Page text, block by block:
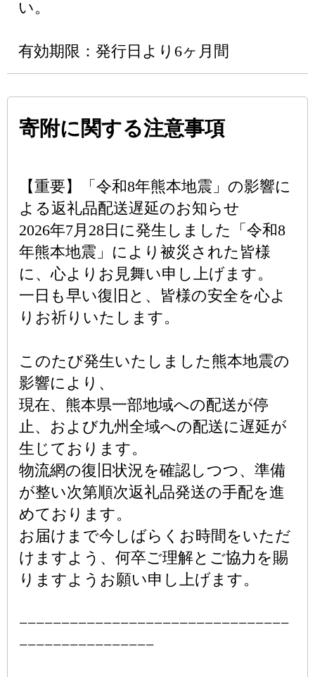
い。
有効期限：発行日より6ヶ月間
寄附に関する注意事項
【重要】「令和8年熊本地震」の影響に
よる返礼品配送遅延のお知らせ
2026年7月28日に発生しました「令和8
年熊本地震」により被災された皆様
に、心よりお見舞い申し上げます。
一日も早い復旧と、皆様の安全を心よ
りお祈りいたします。
このたび発生いたしました熊本地震の
影響により、
現在、熊本県一部地域への配送が停
止、および九州全域への配送に遅延が
生じております。
物流網の復旧状況を確認しつつ、準備
が整い次第順次返礼品発送の手配を進
めております。
お届けまで今しばらくお時間をいただ
けますよう、何卒ご理解とご協力を賜
りますようお願い申し上げます。
−−−−−−−−−−−−−−−−−−−−−−−−−−−−−−−−
−−−−−−−−−−−−−−−−